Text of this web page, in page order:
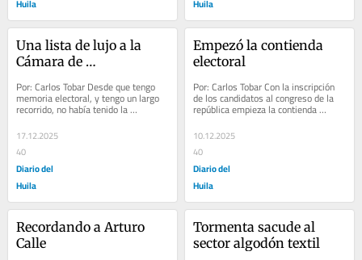
Huila
Huila
Una lista de lujo a la
Cámara de
Por: Carlos Tobar Desde que tengo
memoria electoral, y tengo un largo
recorrido, no había tenido la
oportunidad de votar por una lista a
la Cámara...
17.12.2025
40
Diario del
Huila
Empezó la contienda
electoral
Por: Carlos Tobar Con la inscripción
de los candidatos al congreso de la
república empieza la contienda
electoral del año 2026. Con este
primer...
10.12.2025
40
Diario del
Huila
Recordando a Arturo
Calle
Tormenta sacude al
sector algodón textil